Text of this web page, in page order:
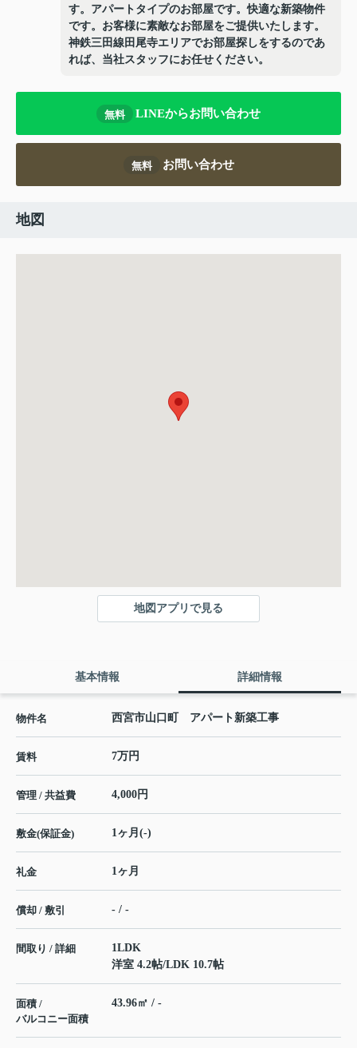
す。アパートタイプのお部屋です。快適な新築物件
です。お客様に素敵なお部屋をご提供いたします。
神鉄三田線田尾寺エリアでお部屋探しをするのであ
れば、当社スタッフにお任せください。
無料 LINEからお問い合わせ
無料 お問い合わせ
地図
地図アプリで見る
基本情報 詳細情報
物件名 西宮市山口町 アパート新築工事
賃料 7万円
管理 / 共益費 4,000円
敷金(保証金) 1ヶ月(-)
礼金 1ヶ月
償却 / 敷引 - / -
間取り / 詳細
1LDK
洋室 4.2帖/LDK 10.7帖
面積 /
バルコニー面積
43.96㎡ / -